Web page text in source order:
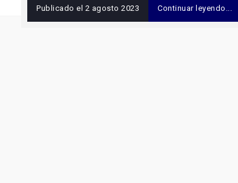
Publicado el 2 agosto 2023 Continuar leyendo...